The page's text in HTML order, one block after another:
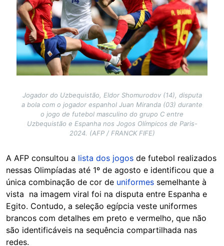
Jogador do Uzbequistão, Eldor Shomurodov (14), disputa
a bola com o jogador espanhol Juan Miranda (03) durante
o jogo de futebol masculino do grupo C entre
Uzbequistão e Espanha nos Jogos Olímpicos de Paris-
2024. (AFP / FRANCK FIFE)
A AFP consultou a lista dos jogos de futebol realizados
nessas Olimpíadas até 1º de agosto e identificou que a
única combinação de cor de uniformes semelhante à
vista na imagem viral foi na disputa entre Espanha e
Egito. Contudo, a seleção egípcia veste uniformes
brancos com detalhes em preto e vermelho, que não
são identificáveis na sequência compartilhada nas
redes.